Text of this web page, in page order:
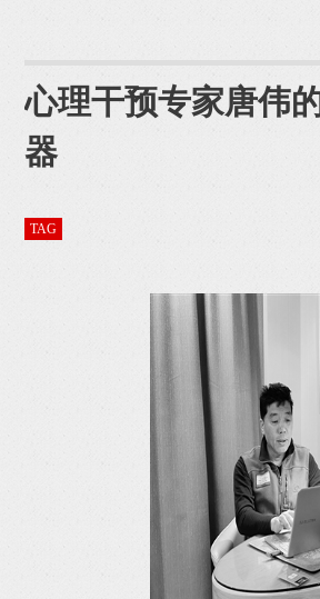
心理干预专家唐伟
器
TAG